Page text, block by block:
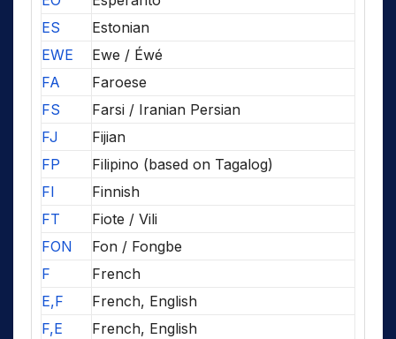
ES
Estonian
EWE
Ewe / Éwé
FA
Faroese
FS
Farsi / Iranian Persian
FJ
Fijian
FP
Filipino (based on Tagalog)
FI
Finnish
FT
Fiote / Vili
FON
Fon / Fongbe
F
French
E,F
French, English
F,E
French, English